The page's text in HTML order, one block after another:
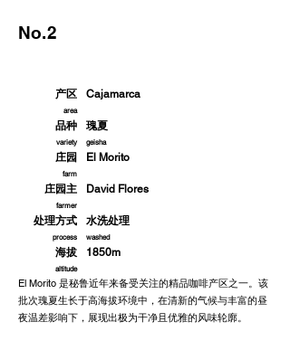
No.2
产区
area
品种
variety
庄园
farm
庄园主
farmer
处理方式
process
海拔
altitude
Cajamarca
瑰夏
geisha
El Morito
​David Flores
​水洗处理
washed
​1850m
El Morito 是秘鲁近年来备受关注的精品咖啡产区之一。该
批次瑰夏生长于高海拔环境中，在清新的气候与丰富的昼
夜温差影响下，展现出极为干净且优雅的风味轮廓。